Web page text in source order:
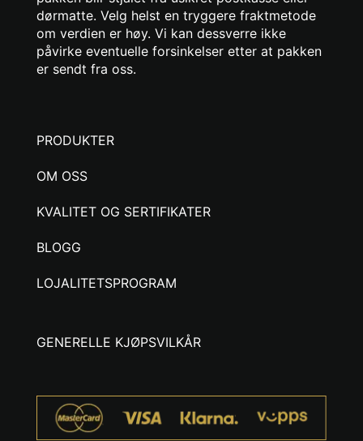
dørmatte. Velg helst en tryggere fraktmetode
om verdien er høy. Vi kan dessverre ikke
påvirke eventuelle forsinkelser etter at pakken
er sendt fra oss.
PRODUKTER
OM OSS
KVALITET OG SERTIFIKATER
BLOGG
LOJALITETSPROGRAM
GENERELLE KJØPSVILKÅR